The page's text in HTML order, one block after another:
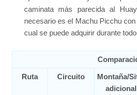
caminata más parecida al
necesario es el Machu Picchu
cual se puede adquirir durante
Ruta Circuito
Montaña/
adicional